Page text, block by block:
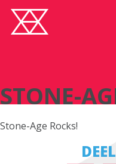
STONE-
Stone-Age Rocks!